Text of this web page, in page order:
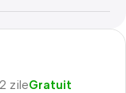
zileGratuit